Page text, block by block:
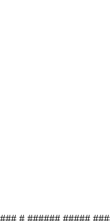
# ###### #####